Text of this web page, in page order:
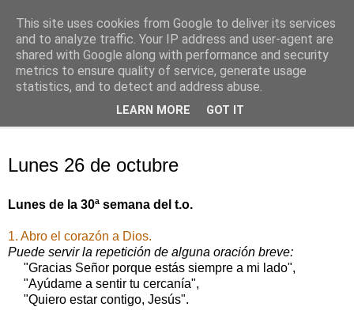
Oración personal
con el Evangelio de cada día
Lunes 26 de octubre
Lunes de la 30ª semana del t.o.
1. Abro el corazón a Dios.
Puede servir la repetición de alguna oración breve:
"Gracias Señor porque estás siempre a mi lado",
"Ayúdame a sentir tu cercanía",
"Quiero estar contigo, Jesús".
This site uses cookies from Google to deliver its services
and to analyze traffic. Your IP address and user-agent are
shared with Google along with performance and security
metrics to ensure quality of service, generate usage
statistics, and to detect and address abuse.
LEARN MORE GOT IT